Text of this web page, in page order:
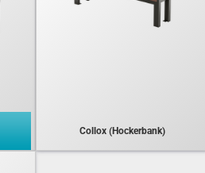
Collox (Hockerbank)